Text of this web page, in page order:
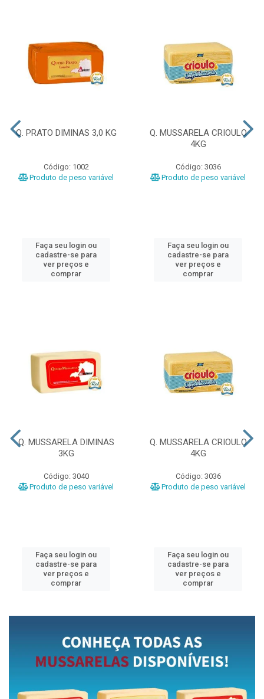
Q. PRATO DIMINAS 3,0 KG
Código: 1002
Produto de peso variável
Faça seu login ou
cadastre-se para
ver preços e
comprar
Q. MUSSARELA CRIOULO
4KG
Código: 3036
Produto de peso variável
Faça seu login ou
cadastre-se para
ver preços e
comprar
Q. MUSSARELA DIMINAS
3KG
Código: 3040
Produto de peso variável
Faça seu login ou
cadastre-se para
ver preços e
comprar
Q. MUSSARELA CRIOULO
4KG
Código: 3036
Produto de peso variável
Faça seu login ou
cadastre-se para
ver preços e
comprar